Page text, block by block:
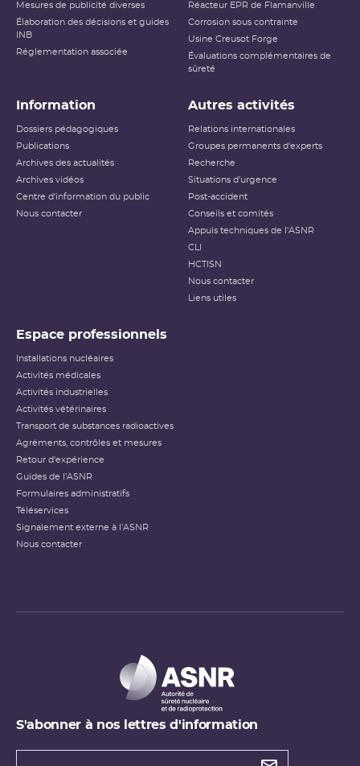
Mesures de publicité diverses
Élaboration des décisions et guides
INB
Réglementation associée
Réacteur EPR de Flamanville
Corrosion sous contrainte
Usine Creusot Forge
Évaluations complémentaires de
sûreté
Information
Dossiers pédagogiques
Publications
Archives des actualités
Archives vidéos
Centre d'information du public
Nous contacter
Autres activités
Relations internationales
Groupes permanents d'experts
Recherche
Situations d'urgence
Post-accident
Conseils et comités
Appuis techniques de l'ASNR
CLI
HCTISN
Nous contacter
Liens utiles
Espace professionnels
Installations nucléaires
Activités médicales
Activités industrielles
Activités vétérinaires
Transport de substances radioactives
Agréments, contrôles et mesures
Retour d'expérience
Guides de l'ASNR
Formulaires administratifs
Téléservices
Signalement externe à l'ASNR
Nous contacter
S'abonner à nos lettres d'information
Types de